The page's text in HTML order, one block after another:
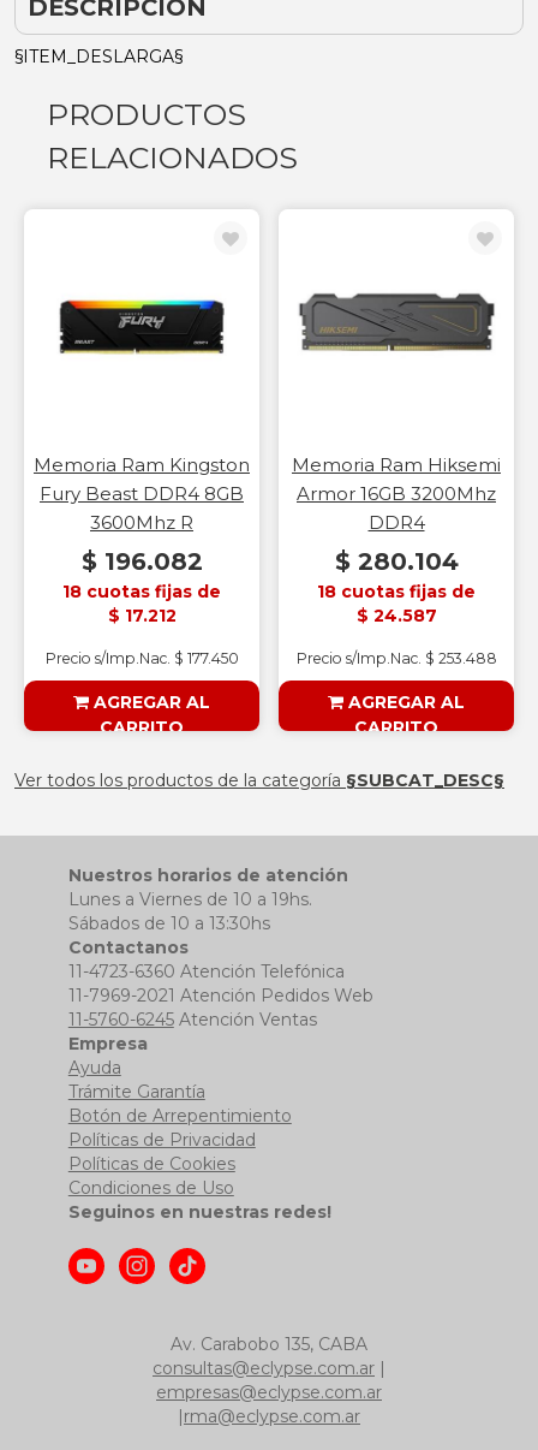
DESCRIPCIÓN
§ITEM_DESLARGA§
PRODUCTOS
RELACIONADOS
Memoria Ram Kingston
Fury Beast DDR4 8GB
3600Mhz R
$ 196.082
18 cuotas fijas de
$ 17.212
Precio s/Imp.Nac. $ 177.450
AGREGAR AL
CARRITO
Memoria Ram Hiksemi
Armor 16GB 3200Mhz
DDR4
$ 280.104
18 cuotas fijas de
$ 24.587
Precio s/Imp.Nac. $ 253.488
AGREGAR AL
CARRITO
Ver todos los productos de la categoría §SUBCAT_DESC§
Nuestros horarios de atención
Lunes a Viernes de 10 a 19hs.
Sábados de 10 a 13:30hs
Contactanos
11-4723-6360 Atención Telefónica
11-7969-2021 Atención Pedidos Web
11-5760-6245Atención Ventas
Empresa
Ayuda
Trámite Garantía
Botón de Arrepentimiento
Políticas de Privacidad
Políticas de Cookies
Condiciones de Uso
Seguinos en nuestras redes!
Av. Carabobo 135, CABA
consultas@eclypse.com.ar |
empresas@eclypse.com.ar
|rma@eclypse.com.ar